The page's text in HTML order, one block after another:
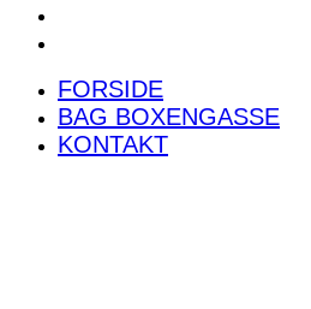
FORSIDE
BAG BOXENGASSE
KONTAKT